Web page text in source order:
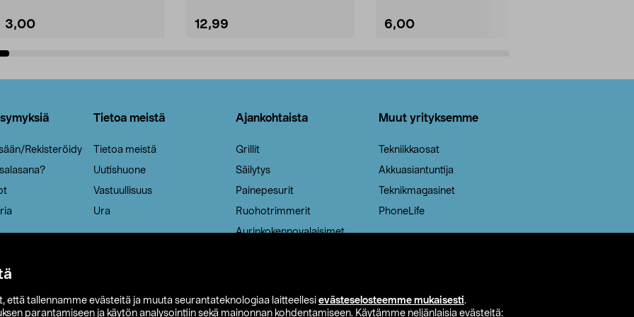
että tallennamme evästeitä ja muuta seurantateknologiaa laitteellesi evästeselosteemme mukaisesti.
parantamiseen ja käytön analysointiin sekä mainonnan kohdentamiseen. Käytämme neljänlaisia evästeitä:
3,00 12,99 6,00
Rekisteröidy
Tietoa meistä
Tietoa meistä
Uutishuone
Vastuullisuus
Ura
Ajankohtaista
Grillit
Säilytys
Painepesurit
Ruohotrimmerit
Aurinkokennovalaisimet
Muut yrityksemme
Tekniikkaosat
Akkuasiantuntija
Teknikmagasinet
PhoneLife